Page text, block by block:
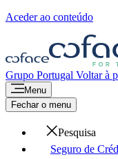
Aceder ao conteúdo
Grupo Portugal Voltar à
Menu
Fechar o menu
Pesquisa
Seguro de